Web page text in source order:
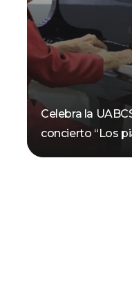
Celebra la
concierto “Los